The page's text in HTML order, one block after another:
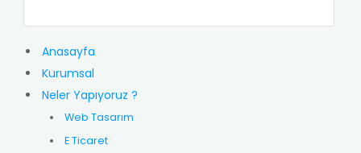
Anasayfa
Kurumsal
Neler Yapıyoruz ?
Web Tasarım
E Ticaret